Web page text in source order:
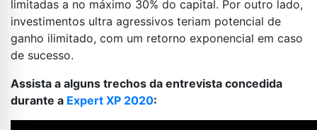
limitadas a no máximo 30% do capital. Por outro lado,
investimentos ultra agressivos teriam potencial de
ganho ilimitado, com um retorno exponencial em caso
de sucesso.
Assista a alguns trechos da entrevista concedida
durante a Expert XP 2020: